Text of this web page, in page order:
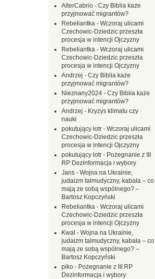
AlterCabrio - Czy Biblia każe
przyjmować migrantów?
Rebeliantka - Wczoraj ulicami
Czechowic-Dziedzic przeszła
procesja w intencji Ojczyzny
Rebeliantka - Wczoraj ulicami
Czechowic-Dziedzic przeszła
procesja w intencji Ojczyzny
Andrzej - Czy Biblia każe
przyjmować migrantów?
Nieznany2024 - Czy Biblia każe
przyjmować migrantów?
Andrzej - Kryzys klimatu czy
nauki
pokutujący łotr - Wczoraj ulicami
Czechowic-Dziedzic przeszła
procesja w intencji Ojczyzny
pokutujący łotr - Pożegnanie z III
RP Dezinformacja i wybory
Jans - Wojna na Ukrainie,
judaizm talmudyczny, kabała – co
mają ze sobą wspólnego? –
Bartosz Kopczyński
Rebeliantka - Wczoraj ulicami
Czechowic-Dziedzic przeszła
procesja w intencji Ojczyzny
Kwal - Wojna na Ukrainie,
judaizm talmudyczny, kabała – co
mają ze sobą wspólnego? –
Bartosz Kopczyński
piko - Pożegnanie z III RP
Dezinformacja i wybory